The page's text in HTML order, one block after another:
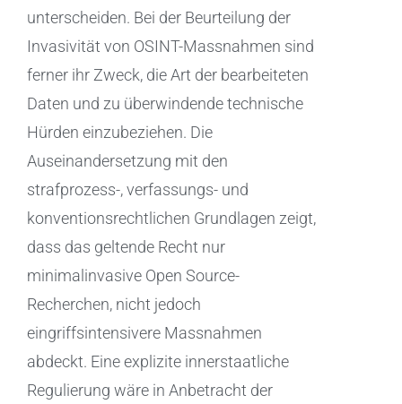
unterscheiden. Bei der Beurteilung der
Invasivität von OSINT-Massnahmen sind
ferner ihr Zweck, die Art der bearbeiteten
Daten und zu überwindende technische
Hürden einzubeziehen. Die
Auseinandersetzung mit den
strafprozess-, verfassungs- und
konventionsrechtlichen Grundlagen zeigt,
dass das geltende Recht nur
minimalinvasive Open Source-
Recherchen, nicht jedoch
eingriffsintensivere Massnahmen
abdeckt. Eine explizite innerstaatliche
Regulierung wäre in Anbetracht der